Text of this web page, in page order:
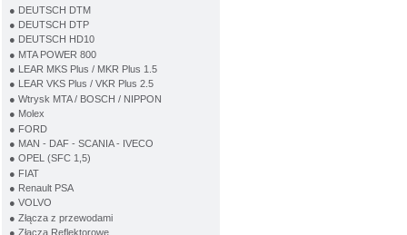
● DEUTSCH DTM
● DEUTSCH DTP
● DEUTSCH HD10
● MTA POWER 800
● LEAR MKS Plus / MKR Plus 1.5
● LEAR VKS Plus / VKR Plus 2.5
● Wtrysk MTA / BOSCH / NIPPON
● Molex
● FORD
● MAN - DAF - SCANIA - IVECO
● OPEL (SFC 1,5)
● FIAT
● Renault PSA
● VOLVO
● Złącza z przewodami
● Złącza Reflektorowe